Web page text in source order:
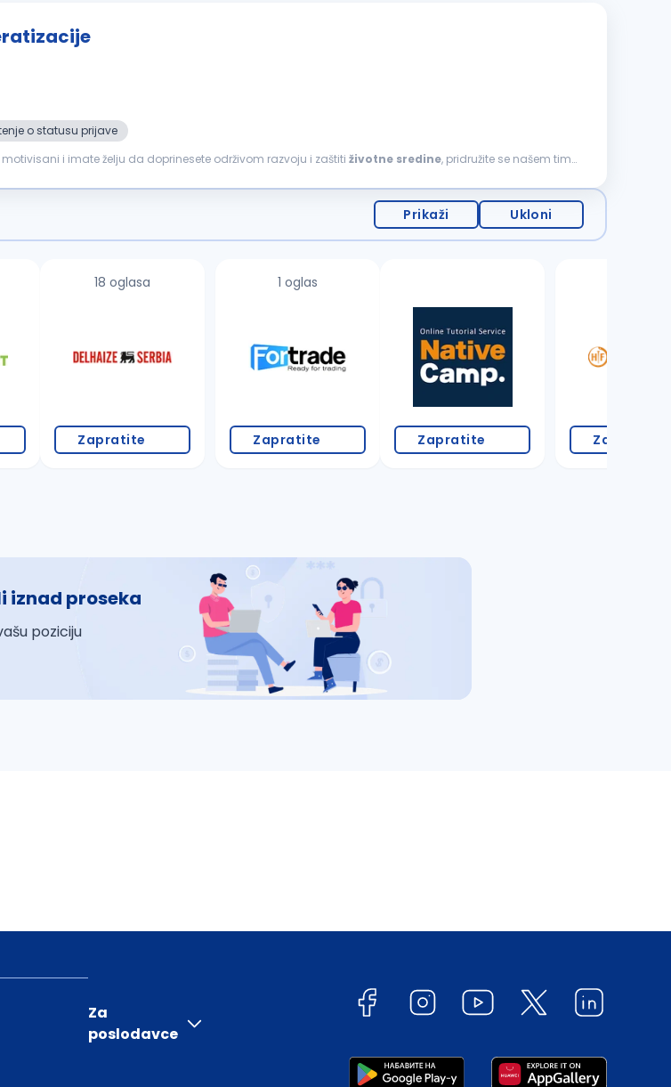
o statusu prijave
i imate želju da doprinesete održivom razvoju i zaštiti životne sredine, pridružite se našem timu
Prikaži Ukloni
18 oglasa
Zapratite
1 oglas
Zapratite Zapratite Zapratite
iznad proseka
poziciju
Za
poslodavce